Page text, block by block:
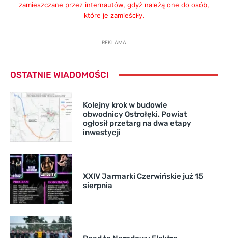
zamieszczane przez internautów, gdyż należą one do osób,
które je zamieściły.
REKLAMA
OSTATNIE WIADOMOŚCI
Kolejny krok w budowie
obwodnicy Ostrołęki. Powiat
ogłosił przetarg na dwa etapy
inwestycji
XXIV Jarmarki Czerwińskie już 15
sierpnia